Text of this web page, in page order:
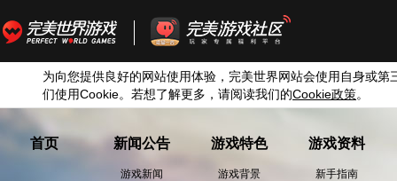
为向您提供良好的网站使用体验，完美世界网站会使用自身或第
们使用Cookie。若想了解更多，请阅读我们的Cookie政策。
首页 新闻公告
游戏新闻
游戏特色
游戏背景
游戏资料
新手指南